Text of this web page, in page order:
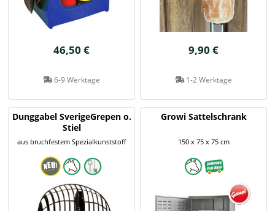
46,50 €
6-9 Werktage
9,90 €
1-2 Werktage
Dunggabel SverigeGrepen o.
Stiel
aus bruchfestem Spezialkunststoff
Growi Sattelschrank
150 x 75 x 75 cm